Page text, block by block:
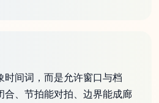
时间词，而是允许窗口与档
合、节拍能对拍、边界能成廊